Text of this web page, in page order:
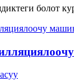
болот